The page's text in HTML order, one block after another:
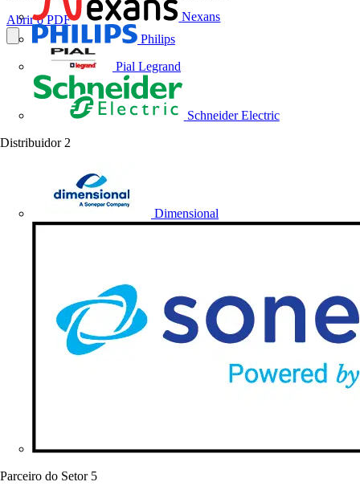
Nexans
Philips
Pial Legrand
Schneider Electric
Distribuidor 2
Dimensional
Parceiro do Setor 5
Abrir o PDF